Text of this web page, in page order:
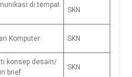
di tempat
SKN
Komputer SKN
konsep desain/
brief
SKN